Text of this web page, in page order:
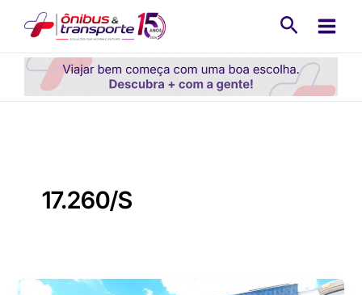
conteúdo
17.260/S